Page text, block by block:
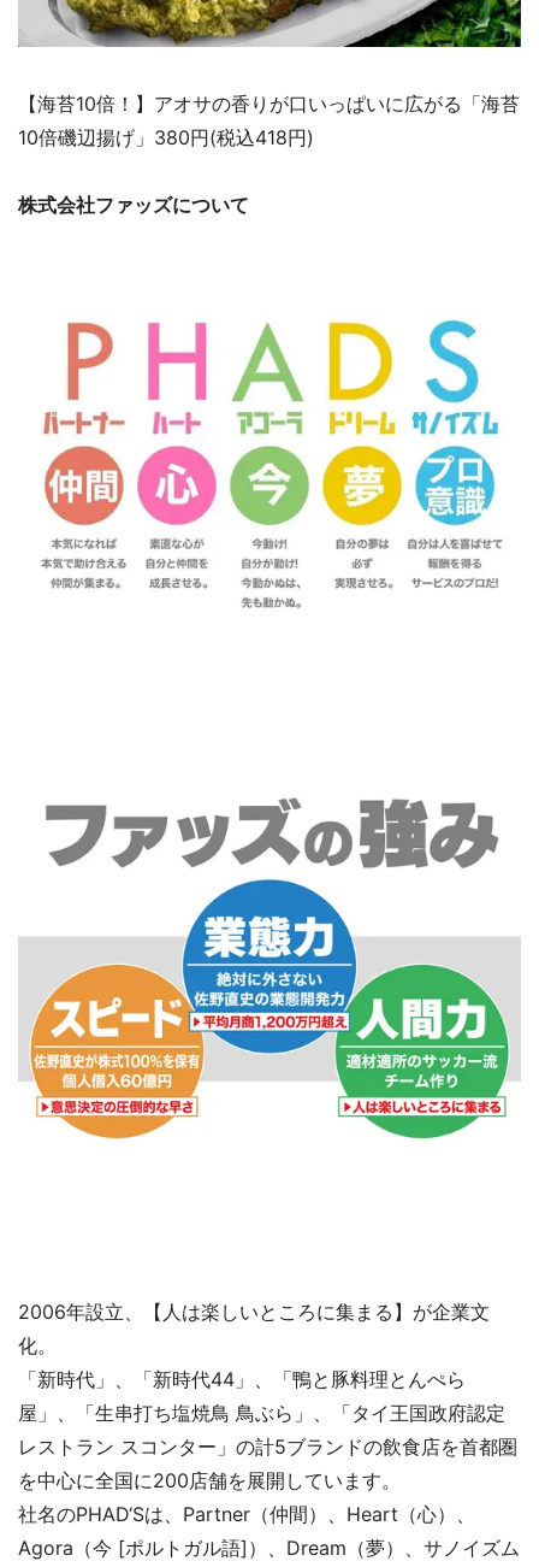
【海苔10倍！】アオサの香りが口いっぱいに広がる「海苔
10倍磯辺揚げ」380円(税込418円)
株式会社ファッズについて
2006年設立、【人は楽しいところに集まる】が企業文
化。
「新時代」、「新時代44」、「鴨と豚料理とんぺら
屋」、「生串打ち塩焼鳥 鳥ぶら」、「タイ王国政府認定
レストラン スコンター」の計5ブランドの飲食店を首都圏
を中心に全国に200店舗を展開しています。
社名のPHAD‘Sは、Partner（仲間）、Heart（心）、
Agora（今 [ポルトガル語]）、Dream（夢）、サノイズム